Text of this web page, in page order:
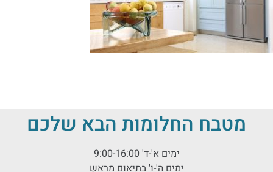
מטבח החלומות הבא שלכם
ימים א'-ד' 9:00-16:00
ימים ה'-ו' בתיאום מראש